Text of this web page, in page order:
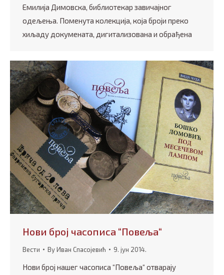
Емилија Димовска, библиотекар завичајног
одељења. Поменута колекција, која броји преко
хиљаду докумената, дигитализована и обрађена
Нови број часописа “Повеља“
Вести ByИван Спасојевић 9. јун 2014.
Нови број нашег часописа “Повеља“ отварају